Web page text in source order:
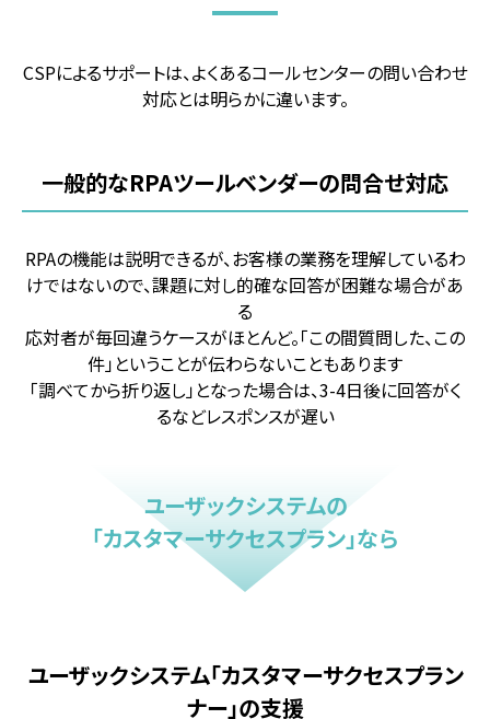
CSPによるサポートは、よくあるコールセンターの問い合わせ
対応とは明らかに違います。
一般的なRPAツールベンダーの問合せ対応
RPAの機能は説明できるが、お客様の業務を理解しているわ
けではないので、課題に対し的確な回答が困難な場合があ
る
応対者が毎回違うケースがほとんど。「この間質問した、この
件」ということが伝わらないこともあります
「調べてから折り返し」となった場合は、3-4日後に回答がく
るなどレスポンスが遅い
ユーザックシステムの
「カスタマーサクセスプラン」なら
ユーザックシステム「カスタマーサクセスプラン
ナー」の支援